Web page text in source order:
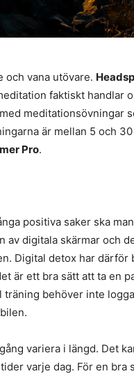
och vana utövare.
faktiskt handlar
meditationsövningar
är mellan 5 och
Pro.
positiva saker ska
digitala skärmar och
Digital detox har därför
är ett bra sätt att ta en
behöver inte
variera i längd. Det
varje dag. För en bra